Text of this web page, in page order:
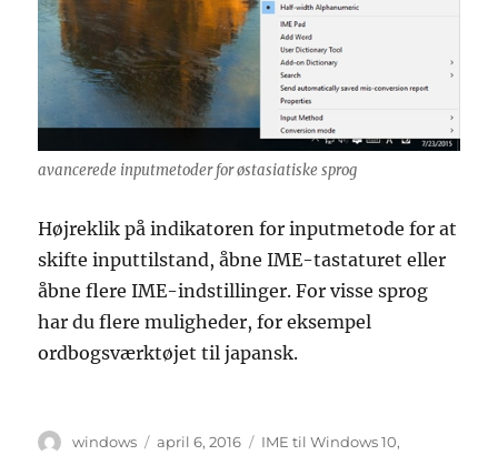
avancerede inputmetoder for østasiatiske sprog
Højreklik på indikatoren for inputmetode for at
skifte inputtilstand, åbne IME-tastaturet eller
åbne flere IME-indstillinger. For visse sprog
har du flere muligheder, for eksempel
ordbogsværktøjet til japansk.
Forfatter
windows Udgivet
april 6, 2016 Tags
IME til Windows 10,